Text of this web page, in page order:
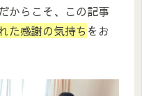
からこそ、この記事
た感謝の気持ち をお